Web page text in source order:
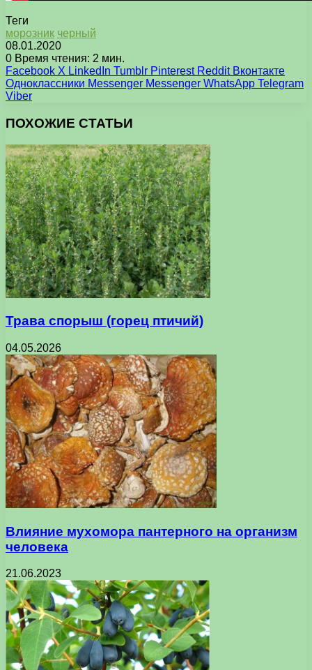
Теги
морозник черный
08.01.2020
0 Время чтения: 2 мин.
Facebook X LinkedIn Tumblr Pinterest Reddit Вконтакте
Одноклассники Messenger Messenger WhatsApp Telegram
Viber
ПОХОЖИЕ СТАТЬИ
Трава спорыш (горец птичий)
04.05.2026
Влияние мухомора пантерного на организм
человека
21.06.2023